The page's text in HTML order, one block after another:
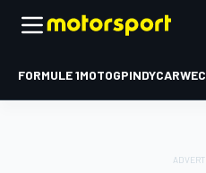
FORMULE 1MOTOGPINDYCARWEC